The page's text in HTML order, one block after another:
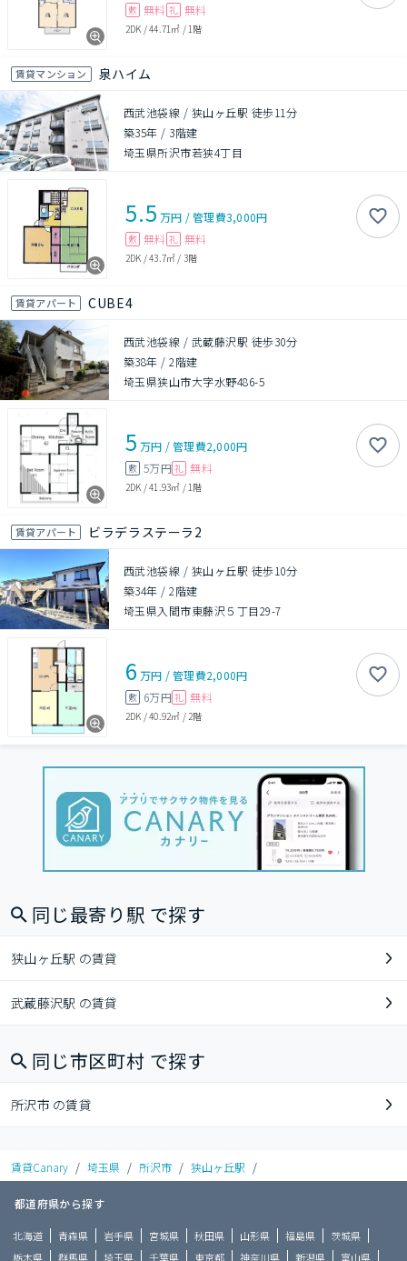
敷 無料 礼 無料
2DK /44.71㎡ / 1階
賃貸マンション 泉ハイム
西武池袋線 / 狭山ヶ丘駅 徒歩11分
築35年 / 3階建
埼玉県所沢市若狭4丁目
5.5 万円 /管理費3,000円
敷 無料 礼 無料
2DK /43.7㎡ / 3階
賃貸アパート CUBE4
西武池袋線 / 武蔵藤沢駅 徒歩30分
築38年 /2階建
埼玉県狭山市大字水野486-5
5 万円 /管理費2,000円
敷 5万円 礼 無料
2DK /41.93㎡ / 1階
賃貸アパート ビラデラステーラ2
西武池袋線 / 狭山ヶ丘駅 徒歩10分
築34年 /2階建
埼玉県入間市東藤沢５丁目29-7
6 万円 /管理費2,000円
敷 6万円 礼 無料
2DK /40.92㎡ / 2階
同じ最寄り駅 で探す
狭山ヶ丘駅 の賃貸
武蔵藤沢駅 の賃貸
同じ市区町村 で探す
所沢市 の賃貸
賃貸Canary / 埼玉県 / 所沢市 / 狭山ヶ丘駅 /
都道府県から探す
北海道 青森県 岩手県 宮城県 秋田県 山形県 福島県
茨城県
栃木県
群馬県 埼玉県 千葉県 東京都 神奈川県 新潟県 富山県